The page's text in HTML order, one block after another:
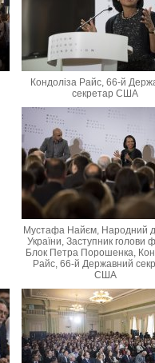
Кондоліза Райс, 66-й
секретар США
Мустафа Найєм, Народний
України, Заступник голови
Блок Петра Порошенка,
Райс, 66-й Державний
США